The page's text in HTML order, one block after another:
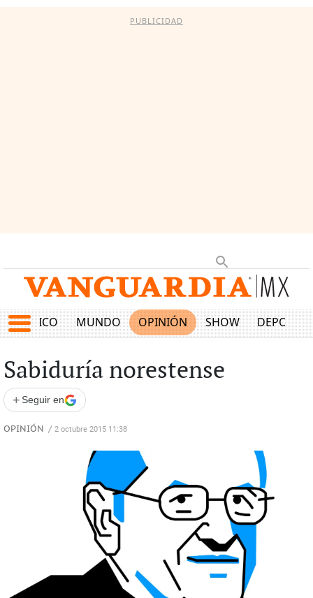
PUBLICIDAD
MÉXICO MUNDO OPINIÓN SHOW
Sabiduría norestense
+ Seguir en
OPINIÓN / 2 octubre 2015 11:38